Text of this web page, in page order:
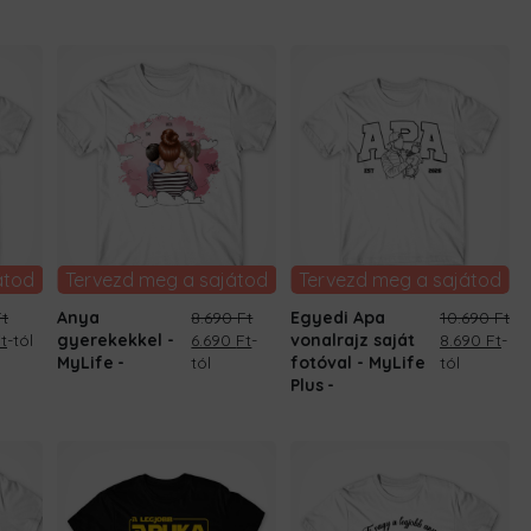
Current
-tól
Tervezd meg a sajátod
Anya
gyerekekkel -
MyLife
8.690Ft
Original
price
6.690 FtCurrent
-
tól
Tervezd meg a sajátod
Egyedi Apa
vonalrajz saját
fotóval - MyLife
Plus
10.690Ft
Original
price
8.690 Ft-
tól